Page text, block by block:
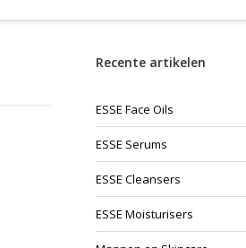
Recente artikelen
ESSE Face Oils
ESSE Serums
ESSE Cleansers
ESSE Moisturisers